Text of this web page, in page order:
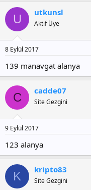
U utkunsl
Aktif Üye
8 Eylül 2017
139 manavgat alanya
C cadde07
Site Gezgini
9 Eylül 2017
123 alanya
K kripto83
Site Gezgini